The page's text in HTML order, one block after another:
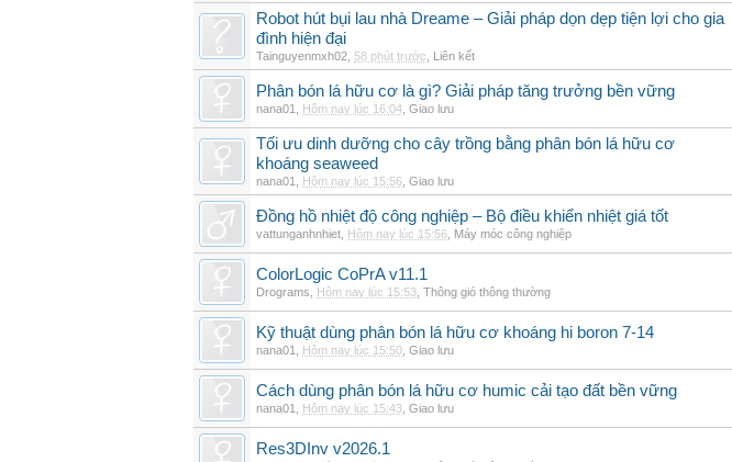
Robot hút bụi lau nhà Dreame – Giải pháp dọn dẹp tiện lợi cho gia
đình hiện đại
Tainguyenmxh02 58 phút trước Liên kết
Phân bón lá hữu cơ là gì? Giải pháp tăng trưởng bền vững
nana01 Hôm nay lúc 16:04 Giao lưu
Tối ưu dinh dưỡng cho cây trồng bằng phân bón lá hữu cơ
khoáng seaweed
nana01 Hôm nay lúc 15:56 Giao lưu
Đồng hồ nhiệt độ công nghiệp – Bộ điều khiển nhiệt giá tốt
vattunganhnhiet Hôm nay lúc 15:56 Máy móc công nghiệp
ColorLogic CoPrA v11.1
Drograms Hôm nay lúc 15:53 Thông gió thông thường
Kỹ thuật dùng phân bón lá hữu cơ khoáng hi boron 7-14
nana01 Hôm nay lúc 15:50 Giao lưu
Cách dùng phân bón lá hữu cơ humic cải tạo đất bền vững
nana01 Hôm nay lúc 15:43 Giao lưu
Res3DInv v2026.1